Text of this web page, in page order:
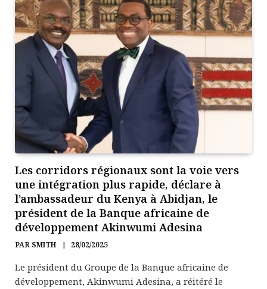
Les corridors régionaux sont la voie vers
une intégration plus rapide, déclare à
l’ambassadeur du Kenya à Abidjan, le
président de la Banque africaine de
développement Akinwumi Adesina
PAR SMITH 28/02/2025
Le président du Groupe de la Banque africaine de
développement, Akinwumi Adesina, a réitéré le